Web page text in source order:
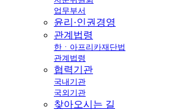
업무부서
윤리·인권경영
관계법령
한ㆍ아프리카재단법
관계법령
협력기관
국내기관
국외기관
찾아오시는 길